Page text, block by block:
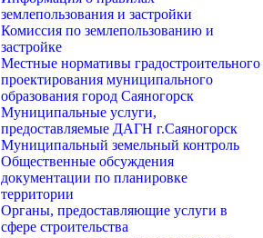
землепользования и застройки
Комиссия по землепользованию и
застройке
Местные нормативы градостроительного
проектирования муниципального
образования город Саяногорск
Муниципальные услуги,
предоставляемые ДАГН г.Саяногорск
Муниципальный земельный контроль
Общественные обсуждения
документации по планировке
территории
Органы, предоставляющие услуги в
сфере строительства